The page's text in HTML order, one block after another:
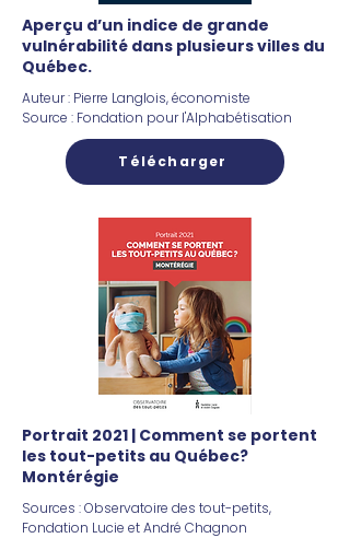
Aperçu d’un indice de grande
vulnérabilité dans plusieurs villes du
Québec.
Auteur : Pierre Langlois, économiste
Source : Fondation pour l'Alphabétisation
Télécharger
Portrait 2021 | Comment se portent
les tout-petits au Québec?
Montérégie
Sources : Observatoire des tout-petits,
Fondation Lucie et André Chagnon